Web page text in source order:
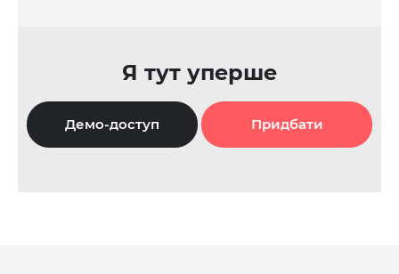
Я тут уперше
Демо-доступ Придбати